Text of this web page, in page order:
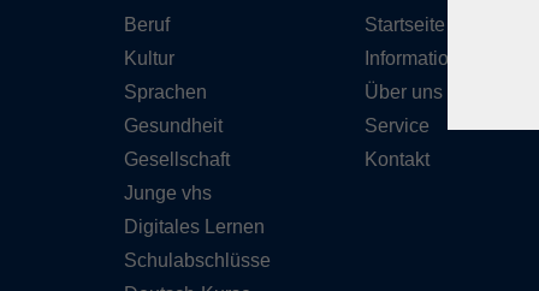
Beruf
Kultur
Sprachen
Gesundheit
Gesellschaft
Junge vhs
Digitales Lernen
Schulabschlüsse
Startseite
Informationen
Über uns
Service
Kontakt